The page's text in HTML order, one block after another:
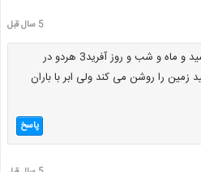
5 سال قبل
1بهار2دریا وآدم ها وخورشید و ماه و شب و روز آفرید3 هردو در
را روشن می کند ولی ابر با باران
پاسخ